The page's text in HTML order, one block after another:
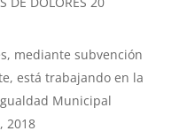
mediante subvención
está trabajando en la
Municipal
2018